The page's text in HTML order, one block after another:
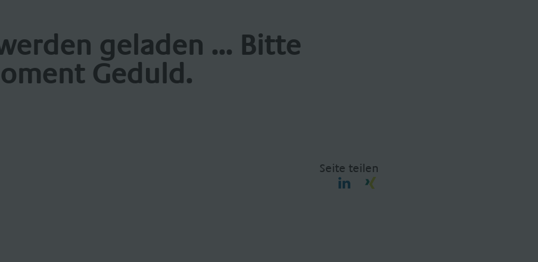
geladen ... Bitte
Geduld.
Seite teilen